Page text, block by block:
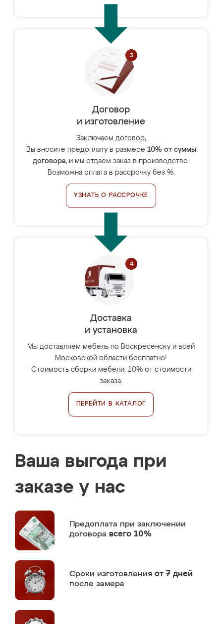
Договор
и изготовление
Заключаем договор,
Вы вносите предоплату в размере 10% от суммы
договора, и мы отдаём заказ в производство.
Возможна оплата в рассрочку без %.
УЗНАТЬ О РАССРОЧКЕ
Доставка
и установка
Мы доставляем мебель по Воскресенску и всей
Московской области бесплатно!
Стоимость сборки мебели: 10% от стоимости
заказа.
ПЕРЕЙТИ В КАТАЛОГ
Ваша выгода при
заказе у нас
Предоплата при заключении
договора всего 10%
Сроки изготовления от 7 дней
после замера